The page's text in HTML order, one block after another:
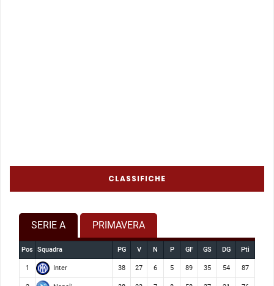
CLASSIFICHE
SERIE A PRIMAVERA
Pos Squadra PG V N P GF GS DG Pti
1 Inter 38 27 6 5 89 35 54 87